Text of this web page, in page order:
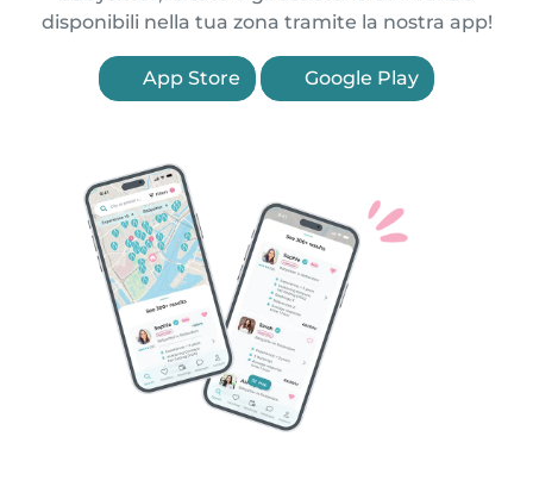
disponibili nella tua zona tramite la nostra app!
App Store Google Play